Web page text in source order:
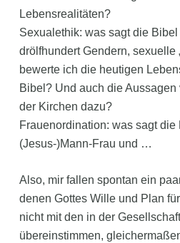
Lebensrealitäten?
Sexualethik: was sagt die
drölfhundert Gendern, sexuelle
bewerte ich die heutigen
Bibel? Und auch die
der Kirchen dazu?
Frauenordination: was sagt
(Jesus-)Mann-Frau und …
Also, mir fallen spontan ein
denen Gottes Wille und Plan
nicht mit den in der
übereinstimmen,